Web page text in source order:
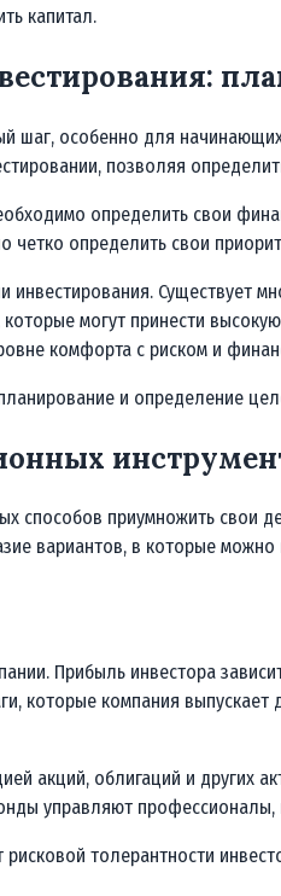
капитал.
шаг, особенно для
позволяя
определить свои
четко определить свои
Существует
могут принести
комфорта с риском и
и определение
способов приумножить
вариантов, в которые
Прибыль инвестора
которые компания
акций, облигаций и других
управляют
толерантности